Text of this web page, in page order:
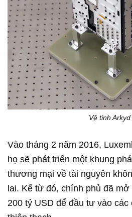
Vệ tinh Arkyd
Vào tháng 2 năm 2016,
họ sẽ phát triển một khung
thương mại về tài nguyên
lai. Kể từ đó, chính phủ đã
200 tỷ USD để đầu tư vào các